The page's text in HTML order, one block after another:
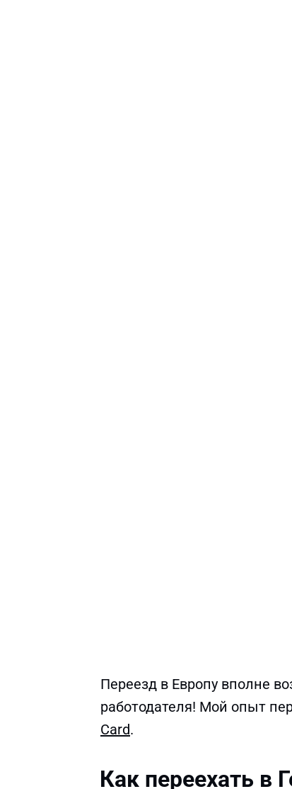
Переезд в Европу вполне
работодателя! Мой опыт
Card.
Как переехать в